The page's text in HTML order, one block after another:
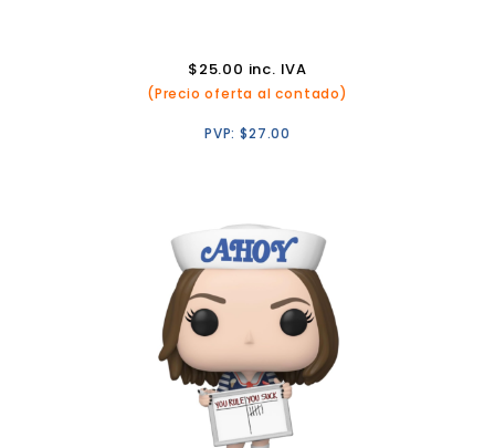
$25.00 inc. IVA
(Precio oferta al contado)
PVP:$27.00